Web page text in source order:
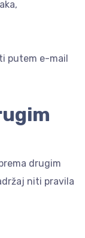
putem e-mail
drugim
niti pravila